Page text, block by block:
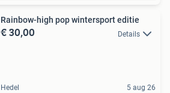
Rainbow-high pop wintersport editie
€ 30,00 Details
Hedel 5 aug 26